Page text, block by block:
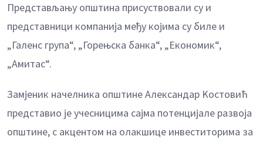
Представљању општина присуствовали су и
представници компанија међу којима су биле и
„Галенс група“, „Горењска банка“, „Економик“,
„Амитас“.
Замјеник начелника општине Александар Kостовић
представио је учесницима сајма потенцијале развоја
општине, с акцентом на олакшице инвеститорима за